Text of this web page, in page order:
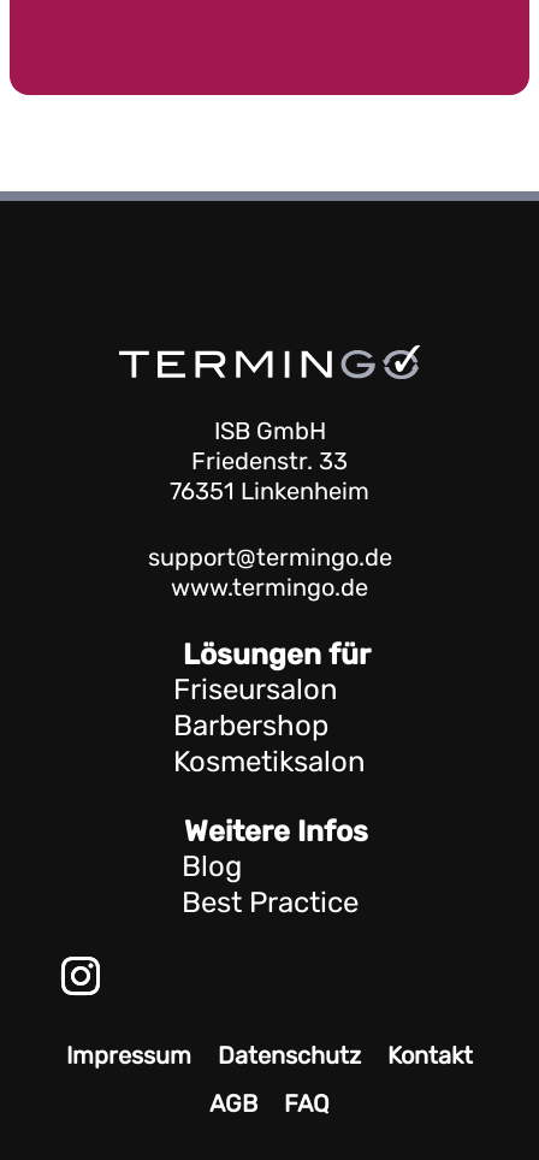
ISB GmbH
Friedenstr. 33
76351 Linkenheim
support@termingo.de
www.termingo.de
Friseursalon
Barbershop
Kosmetiksalon
Blog
Best Practice
Impressum Datenschutz
Kontakt
AGB
FAQ